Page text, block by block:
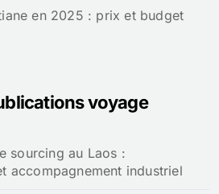
en 2025 : prix et budget
voyage
sourcing au Laos :
accompagnement industriel